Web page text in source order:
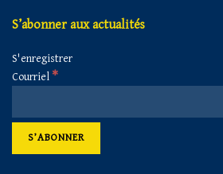
S’abonner aux actualités
S'enregistrer
Courriel*